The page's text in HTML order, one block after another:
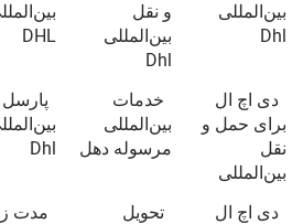
بین‌المللی
Dhl
و نقل
بین‌المللی
Dhl
DHL
دی اچ ال
برای حمل و
نقل
بین‌المللی
خدمات
بین‌المللی
مرسوله دهل
پارسل
Dhl
دی اچ ال
تحویل
مدت